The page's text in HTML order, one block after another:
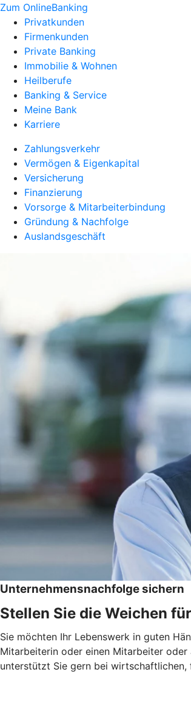
Zum OnlineBanking
Privatkunden
Firmenkunden
Private Banking
Immobilie & Wohnen
Heilberufe
Banking & Service
Meine Bank
Karriere
Zahlungsverkehr
Vermögen & Eigenkapital
Versicherung
Finanzierung
Vorsorge & Mitarbeiterbindung
Gründung & Nachfolge
Auslandsgeschäft
Unternehmensnachfolge sichern
Stellen Sie die Weichen
Sie möchten Ihr Lebenswerk in guten
Mitarbeiterin oder einen Mitarbeiter oder
unterstützt Sie gern bei wirtschaftlichen,